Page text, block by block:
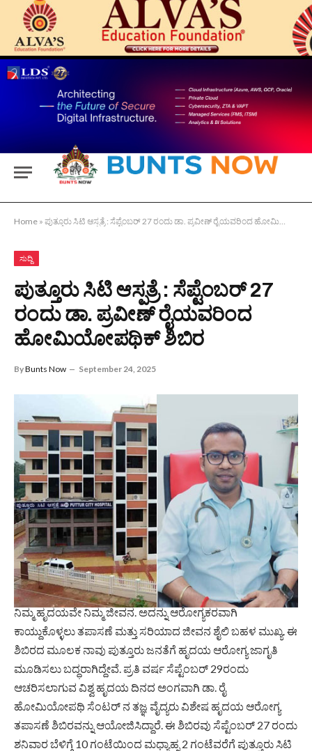
Home » ಪುತ್ತೂರು ಸಿಟಿ ಆಸ್ಪತ್ರೆ : ಸೆಪ್ಟೆಂಬರ್ 27 ರಂದು ಡಾ. ಪ್ರವೀಣ್ ರೈಯವರಿಂದ ಹೋಮಿಯೋಪಥಿಕ್ ಶಿಬಿರ
ಸುದ್ದಿ
ಪುತ್ತೂರು ಸಿಟಿ ಆಸ್ಪತ್ರೆ : ಸೆಪ್ಟೆಂಬರ್ 27
ರಂದು ಡಾ. ಪ್ರವೀಣ್ ರೈಯವರಿಂದ
ಹೋಮಿಯೋಪಥಿಕ್ ಶಿಬಿರ
ByBunts Now September 24, 2025
ನಿಮ್ಮ ಹೃದಯವೇ ನಿಮ್ಮ ಜೀವನ. ಅದನ್ನು ಆರೋಗ್ಯಕರವಾಗಿ
ಕಾಯ್ದುಕೊಳ್ಳಲು ತಪಾಸಣೆ ಮತ್ತು ಸರಿಯಾದ ಜೀವನ ಶೈಲಿ ಬಹಳ ಮುಖ್ಯ. ಈ
ಶಿಬಿರದ ಮೂಲಕ ನಾವು ಪುತ್ತೂರು ಜನತೆಗೆ ಹೃದಯ ಆರೋಗ್ಯ ಜಾಗೃತಿ
ಮೂಡಿಸಲು ಬದ್ಧರಾಗಿದ್ದೇವೆ. ಪ್ರತಿ ವರ್ಷ ಸೆಪ್ಟೆಂಬರ್ 29ರಂದು
ಆಚರಿಸಲಾಗುವ ವಿಶ್ವ ಹೃದಯ ದಿನದ ಅಂಗವಾಗಿ ಡಾ. ರೈ
ಹೋಮಿಯೋಪಥಿ ಸೆಂಟರ್ ನ ತಜ್ಞ ವೈದ್ಯರು ವಿಶೇಷ ಹೃದಯ ಆರೋಗ್ಯ
ತಪಾಸಣೆ ಶಿಬಿರವನ್ನು ಆಯೋಜಿಸಿದ್ದಾರೆ. ಈ ಶಿಬಿರವು ಸೆಪ್ಟೆಂಬರ್ 27 ರಂದು
ಶನಿವಾರ ಬೆಳಿಗ್ಗೆ 10 ಗಂಟೆಯಿಂದ ಮಧ್ಯಾಹ್ನ 2 ಗಂಟೆವರೆಗೆ ಪುತ್ತೂರು ಸಿಟಿ